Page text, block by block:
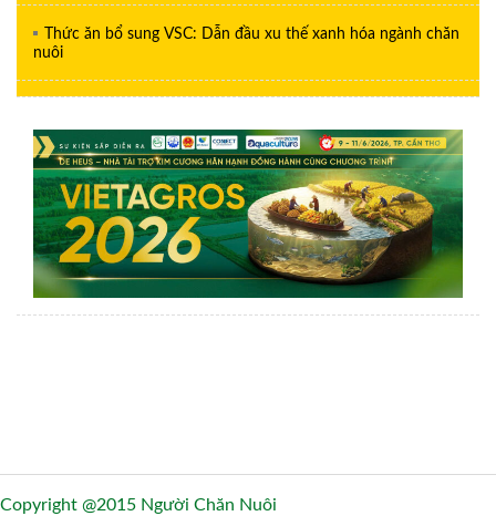
Thức ăn bổ sung VSC: Dẫn đầu xu thế xanh hóa ngành chăn
nuôi
Copyright @2015 Người Chăn Nuôi